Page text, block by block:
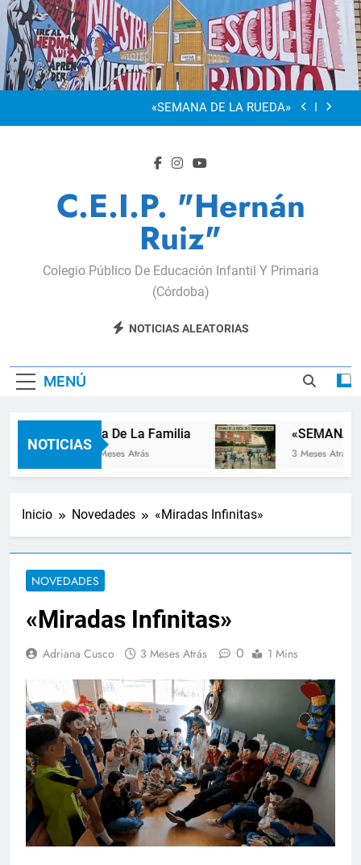
Saltar
al
contenido
“Visibles Sí”
Dia De La Familia
«SEMANA DE LA RUEDA»
Dia De La Familia
«SEMANA DE LA RUEDA»
Apadrinamiento Lector 2026
C.E.I.P. "Hernán
Ruiz"
Colegio Público De Educación Infantil Y Primaria
(Córdoba)
NOTICIAS ALEATORIAS
MENÚ
NOTICIAS
Dia De La Familia
2 Meses Atrás
«SEMANA
3 Meses Atrás
Inicio Novedades «Miradas Infinitas»
NOVEDADES
«Miradas Infinitas»
Adriana Cusco 3 Meses Atrás 0 1 Mins